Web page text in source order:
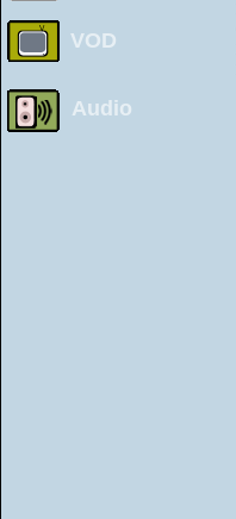
VOD
Audio